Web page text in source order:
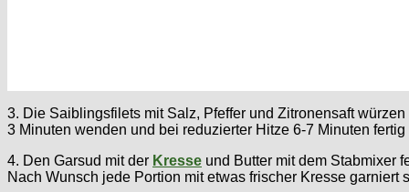
3. Die Saiblingsfilets mit Salz, Pfeffer und Zitronensaft
3 Minuten wenden und bei reduzierter Hitze 6-7 Minuten fertig
4. Den Garsud mit der Kresse und Butter mit dem Stabmixer
Nach Wunsch jede Portion mit etwas frischer Kresse garniert